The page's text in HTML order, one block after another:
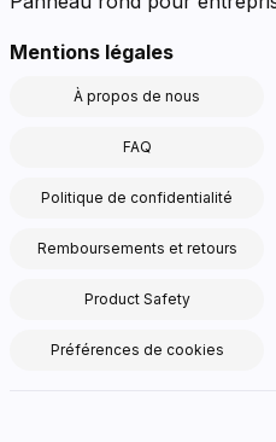
Mentions légales
À propos de nous
FAQ
Politique de confidentialité
Remboursements et retours
Product Safety
Préférences de cookies